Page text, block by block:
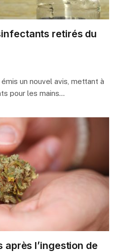
retirés du
un nouvel avis, mettant à
pour les mains…
l’ingestion de